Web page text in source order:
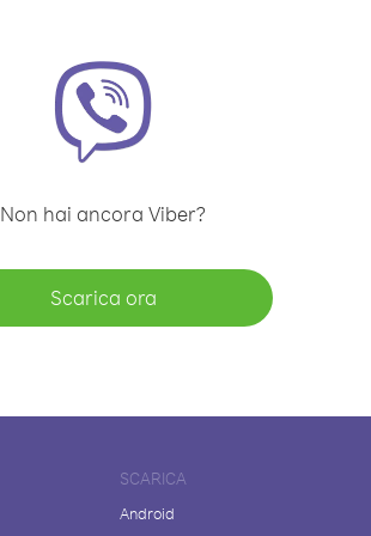
Non hai ancora Viber?
Scarica ora
SCARICA
Android